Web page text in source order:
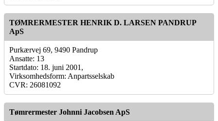
TØMRERMESTER HENRIK D. LARSEN PANDRUP
ApS
Purkærvej 69, 9490 Pandrup
Ansatte: 13
Startdato: 18. juni 2001,
Virksomhedsform: Anpartsselskab
CVR: 26081092
Tømrermester Johnni Jacobsen ApS